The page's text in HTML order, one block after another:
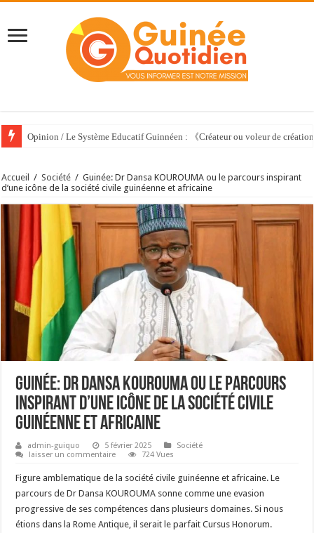
Opinion / Le Système Educatif Guinnéen : 《Créateur ou voleur de
Accueil / Société / Guinée: Dr Dansa KOUROUMA ou le parcours inspirant
d’une icône de la société civile guinéenne et africaine
Guinée: Dr Dansa KOUROUMA ou le parcours
inspirant d’une icône de la société civile
guinéenne et africaine
admin-guiquo 5 février 2025
Société
laisser un commentaire
724 Vues
Figure amblematique de la société civile guinéenne et africaine. Le
parcours de Dr Dansa KOUROUMA sonne comme une evasion
progressive de ses compétences dans plusieurs domaines. Si nous
étions dans la Rome Antique, il serait le parfait Cursus Honorum.